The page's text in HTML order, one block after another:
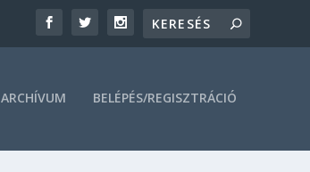
ARCHÍVUM BELÉPÉS/REGISZTRÁCIÓ